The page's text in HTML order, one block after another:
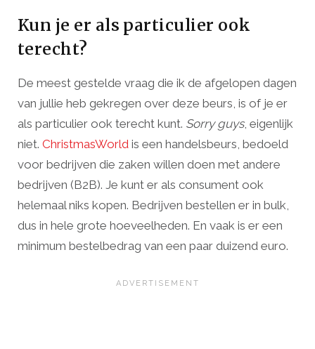
Kun je er als particulier ook
terecht?
De meest gestelde vraag die ik de afgelopen dagen
van jullie heb gekregen over deze beurs, is of je er
als particulier ook terecht kunt. Sorry guys, eigenlijk
niet. ChristmasWorld is een handelsbeurs, bedoeld
voor bedrijven die zaken willen doen met andere
bedrijven (B2B). Je kunt er als consument ook
helemaal niks kopen. Bedrijven bestellen er in bulk,
dus in hele grote hoeveelheden. En vaak is er een
minimum bestelbedrag van een paar duizend euro.